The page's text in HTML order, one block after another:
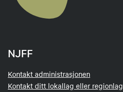
NJFF
Kontakt administrasjonen
Kontakt ditt lokallag eller regionlag